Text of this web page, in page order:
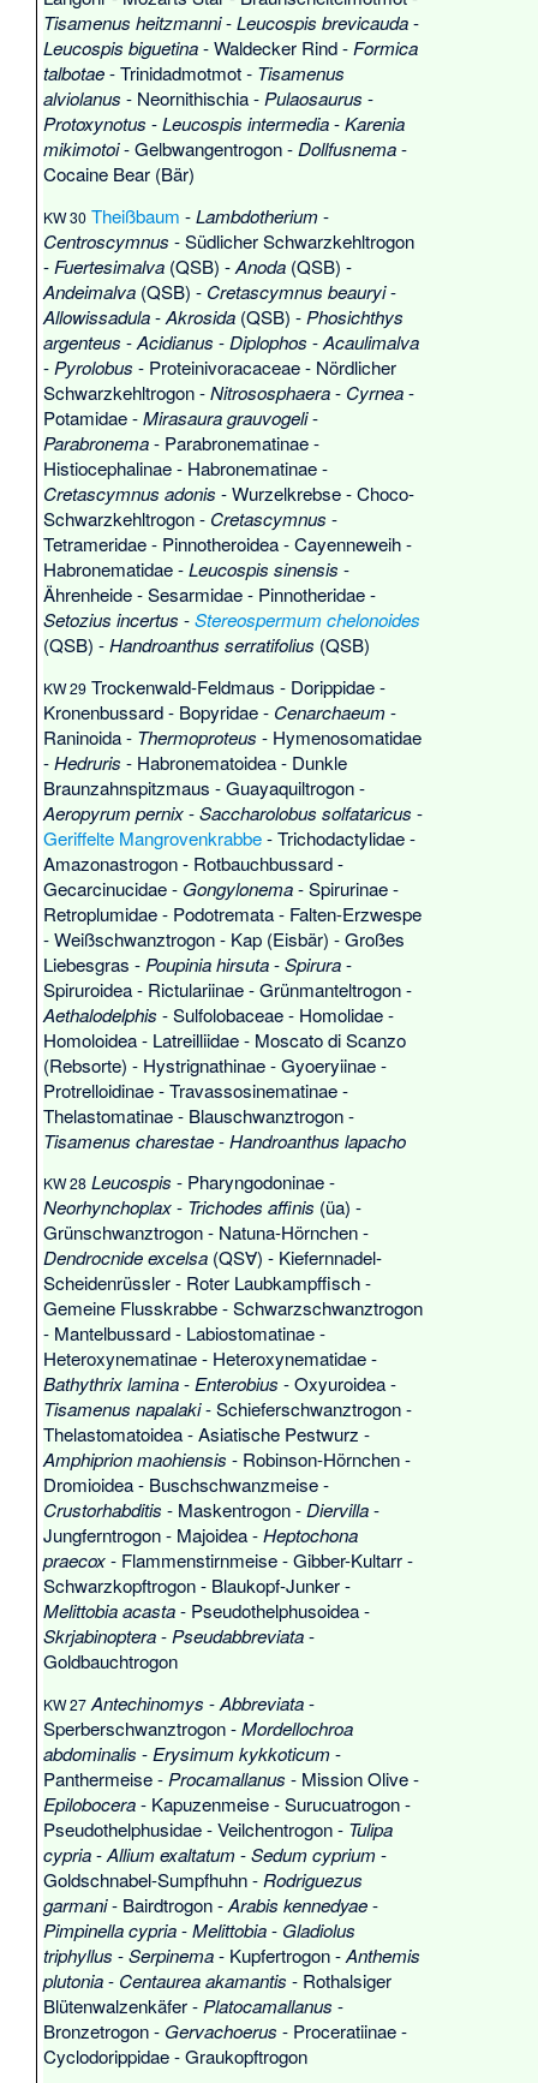
Tisamenus heitzmanni-Leucospis brevicauda-
Leucospis biguetina-Waldecker Rind- Formica
talbotae-Trinidadmotmot- Tisamenus
alviolanus - Neornithischia- Pulaosaurus -
Protoxynotus -Leucospis intermedia-Karenia
mikimotoi-Gelbwangentrogon-Dollfusnema-
Cocaine Bear (Bär)
KW 30 Theißbaum -Lambdotherium -
Centroscymnus -Südlicher Schwarzkehltrogon
- Fuertesimalva (QSB) -Anoda (QSB) -
Andeimalva (QSB) - Cretascymnus beauryi-
Allowissadula-Akrosida (QSB) - Phosichthys
argenteus -Acidianus -Diplophos -Acaulimalva
- Pyrolobus - Proteinivoracaceae- Nördlicher
Schwarzkehltrogon-Nitrososphaera- Cyrnea-
Potamidae-Mirasaura grauvogeli-
Parabronema- Parabronematinae-
Histiocephalinae- Habronematinae-
Cretascymnus adonis -Wurzelkrebse-Choco-
Schwarzkehltrogon- Cretascymnus -
Tetrameridae- Pinnotheroidea-Cayenneweih-
Habronematidae-Leucospis sinensis -
Ährenheide-Sesarmidae- Pinnotheridae-
Setozius incertus -Stereospermum chelonoides
(QSB) -Handroanthus serratifolius (QSB)
KW 29 Trockenwald-Feldmaus - Dorippidae-
Kronenbussard- Bopyridae- Cenarchaeum -
Raninoida- Thermoproteus - Hymenosomatidae
-Hedruris - Habronematoidea- Dunkle
Braunzahnspitzmaus -Guayaquiltrogon-
Aeropyrum pernix-Saccharolobus solfataricus -
Geriffelte Mangrovenkrabbe-Trichodactylidae-
Amazonastrogon- Rotbauchbussard-
Gecarcinucidae- Gongylonema-Spirurinae-
Retroplumidae- Podotremata- Falten-Erzwespe
-Weißschwanztrogon- Kap (Eisbär) -Großes
Liebesgras - Poupinia hirsuta-Spirura-
Spiruroidea- Rictulariinae-Grünmanteltrogon-
Aethalodelphis -Sulfolobaceae- Homolidae-
Homoloidea- Latreilliidae- Moscato di Scanzo
(Rebsorte) - Hystrignathinae-Gyoeryiinae-
Protrelloidinae-Travassosinematinae-
Thelastomatinae- Blauschwanztrogon-
Tisamenus charestae-Handroanthus lapacho
KW 28 Leucospis - Pharyngodoninae-
Neorhynchoplax- Trichodes affinis (üa) -
Grünschwanztrogon- Natuna-Hörnchen-
Dendrocnide excelsa (QS∀) - Kiefernnadel-
Scheidenrüssler- Roter Laubkampffisch-
Gemeine Flusskrabbe-Schwarzschwanztrogon
- Mantelbussard- Labiostomatinae-
Heteroxynematinae- Heteroxynematidae-
Bathythrix lamina-Enterobius -Oxyuroidea-
Tisamenus napalaki-Schieferschwanztrogon-
Thelastomatoidea-Asiatische Pestwurz -
Amphiprion maohiensis - Robinson-Hörnchen-
Dromioidea- Buschschwanzmeise-
Crustorhabditis - Maskentrogon-Diervilla-
Jungferntrogon- Majoidea-Heptochona
praecox- Flammenstirnmeise-Gibber-Kultarr-
Schwarzkopftrogon- Blaukopf-Junker-
Melittobia acasta- Pseudothelphusoidea-
Skrjabinoptera-Pseudabbreviata-
Goldbauchtrogon
KW 27 Antechinomys -Abbreviata-
Sperberschwanztrogon-Mordellochroa
abdominalis - Erysimum kykkoticum -
Panthermeise- Procamallanus - Mission Olive-
Epilobocera- Kapuzenmeise-Surucuatrogon-
Pseudothelphusidae-Veilchentrogon- Tulipa
cypria-Allium exaltatum -Sedum cyprium -
Goldschnabel-Sumpfhuhn- Rodriguezus
garmani- Bairdtrogon-Arabis kennedyae-
Pimpinella cypria-Melittobia- Gladiolus
triphyllus -Serpinema- Kupfertrogon-Anthemis
plutonia- Centaurea akamantis - Rothalsiger
Blütenwalzenkäfer- Platocamallanus -
Bronzetrogon- Gervachoerus - Proceratiinae-
Cyclodorippidae-Graukopftrogon